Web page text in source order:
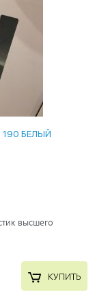
190 БЕЛЫЙ
высшего
КУПИТЬ